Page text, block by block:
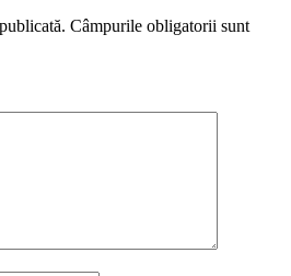
Câmpurile obligatorii sunt